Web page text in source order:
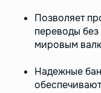
Позволяет
переводы
мировым
Надежные